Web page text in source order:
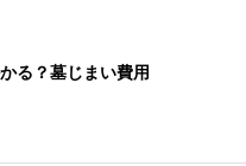
る？墓じまい費用